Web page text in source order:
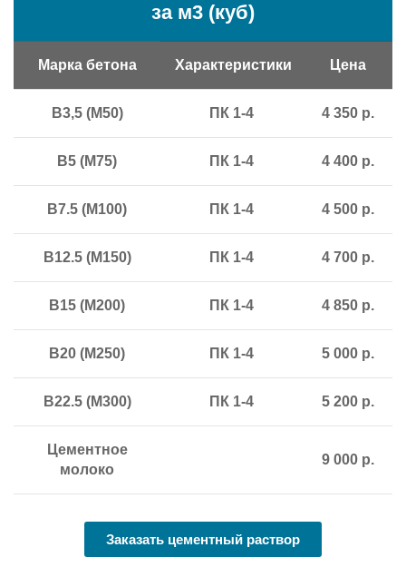
за м3 (куб)
Марка бетона Характеристики Цена
В3,5 (М50) ПК 1-4 4 350 р.
В5 (М75) ПК 1-4 4 400 р.
В7.5 (М100) ПК 1-4 4 500 р.
В12.5 (М150) ПК 1-4 4 700 р.
В15 (М200) ПК 1-4 4 850 р.
В20 (М250) ПК 1-4 5 000 р.
В22.5 (М300) ПК 1-4 5 200 р.
Цементное
молоко
9 000 р.
Заказать цементный раствор